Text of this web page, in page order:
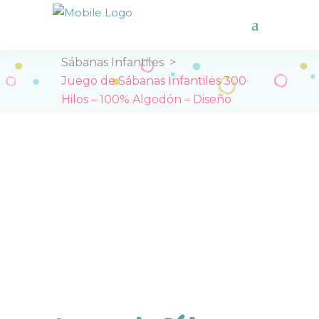
Sábanas Infantiles >
Juego de Sábanas Infantiles 300
Hilos – 100% Algodón – Diseño